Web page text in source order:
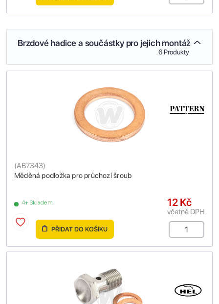
Brzdové hadice a součástky pro jejich montáž
6 Produkty
Měděná podložka pro průchozí šroub
(AB7343)
4+ Skladem 12 Kč
včetně DPH
PŘIDAT DO KOŠÍKU